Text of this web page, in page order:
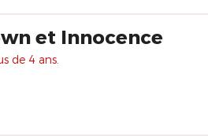
et Innocence
de 4 ans.